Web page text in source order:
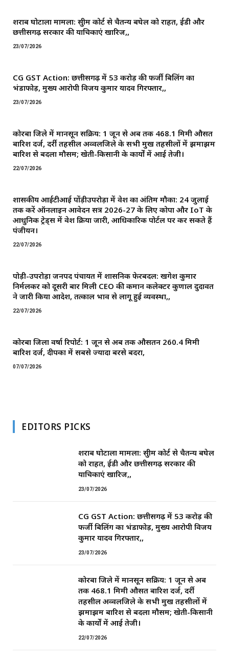
शराब घोटाला मामला: सुप्रीम कोर्ट से चैतन्य बघेल को राहत, ईडी और
छत्तीसगढ़ सरकार की याचिकाएं खारिज,,
23/07/2026
CG GST Action: छत्तीसगढ़ में 53 करोड़ की फर्जी बिलिंग का
भंडाफोड़, मुख्य आरोपी विजय कुमार यादव गिरफ्तार,,
23/07/2026
कोरबा जिले में मानसून सक्रिय: 1 जून से अब तक 468.1 मिमी औसत
बारिश दर्ज, दर्री तहसील अव्वलजिले के सभी प्रमुख तहसीलों में झमाझम
बारिश से बदला मौसम; खेती-किसानी के कार्यों में आई तेजी।
22/07/2026
शासकीय आईटीआई पोंड़ीउपरोड़ा में प्रवेश का अंतिम मौका: 24 जुलाई
तक करें ऑनलाइन आवेदन सत्र 2026-27 के लिए कोपा और IoT के
आधुनिक ट्रेड्स में प्रवेश प्रक्रिया जारी, आधिकारिक पोर्टल पर कर सकते हैं
पंजीयन।
22/07/2026
पोड़ी-उपरोड़ा जनपद पंचायत में प्रशासनिक फेरबदल: खगेश कुमार
निर्मलकर को दूसरी बार मिली CEO की कमान ​कलेक्टर कुणाल दुदावत
ने जारी किया आदेश, तत्काल प्रभाव से लागू हुई व्यवस्था,,
22/07/2026
कोरबा जिला वर्षा रिपोर्ट: 1 जून से अब तक औसतन 260.4 मिमी
बारिश दर्ज, दीपका में सबसे ज्यादा बरसे बदरा,
07/07/2026
EDITORS PICKS
शराब घोटाला मामला: सुप्रीम कोर्ट से चैतन्य बघेल
को राहत, ईडी और छत्तीसगढ़ सरकार की
याचिकाएं खारिज,,
23/07/2026
CG GST Action: छत्तीसगढ़ में 53 करोड़ की
फर्जी बिलिंग का भंडाफोड़, मुख्य आरोपी विजय
कुमार यादव गिरफ्तार,,
23/07/2026
कोरबा जिले में मानसून सक्रिय: 1 जून से अब
तक 468.1 मिमी औसत बारिश दर्ज, दर्री
तहसील अव्वलजिले के सभी प्रमुख तहसीलों में
झमाझम बारिश से बदला मौसम; खेती-किसानी
के कार्यों में आई तेजी।
22/07/2026